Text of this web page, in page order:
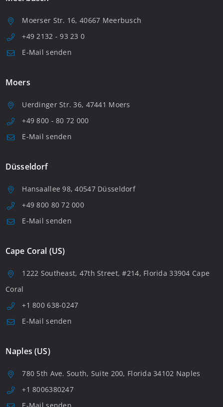
Moerser Str. 16, 40667 Meerbusch
+49 2132 - 93 23 0
E-Mail senden
Moers
Uerdinger Str. 36, 47441 Moers
+49 800 - 80 72 000
E-Mail senden
Düsseldorf
Hansaallee 98, 40547 Düsseldorf
+49 800 80 72 000
E-Mail senden
Cape Coral (US)
1222 Southeast, 47th Street, #214, Florida 33904 Cape
Coral
+1 800 638-0247
E-Mail senden
Naples (US)
780 5th Ave. South, Suite 200, Florida 34102 Naples
+1 8006380247
E-Mail senden